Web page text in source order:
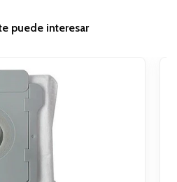
puede interesar